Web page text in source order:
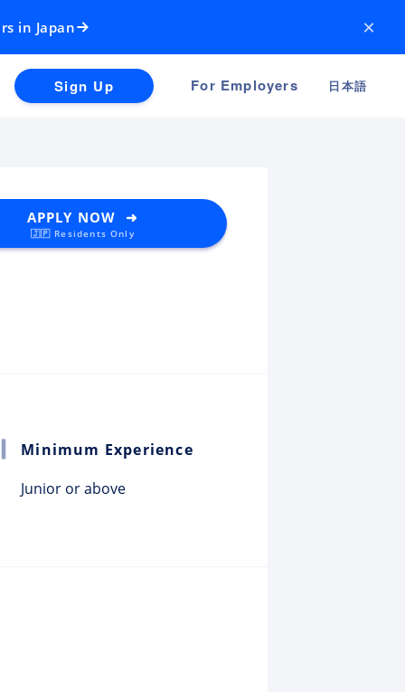
in Japan ×
Sign Up For Employers 日本語
APPLY NOW ➜
🇯🇵 Residents Only
Minimum Experience
Junior or above